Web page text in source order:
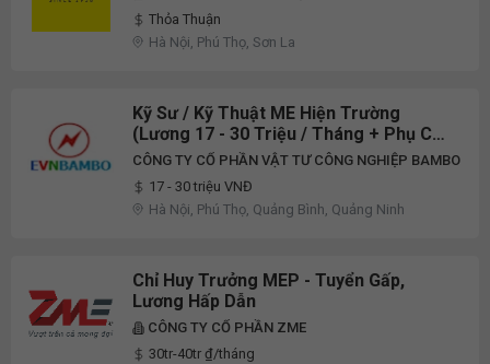
Thỏa Thuận
Hà Nội, Phú Thọ, Sơn La
Kỹ Sư / Kỹ Thuật ME Hiện Trường
(Lương 17 - 30 Triệu / Tháng + Phụ Cấp
- Hà Nội, Phú Thọ & Quảng Ninh)
CÔNG TY CỔ PHẦN VẬT TƯ CÔNG NGHIỆP BAMBO
17 - 30 triệu VNĐ
Hà Nội, Phú Thọ, Quảng Bình, Quảng Ninh
Chỉ Huy Trưởng MEP - Tuyển Gấp,
Lương Hấp Dẫn
CÔNG TY CỔ PHẦN ZME
30tr-40tr ₫/tháng